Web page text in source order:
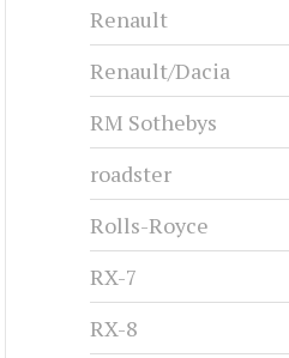
Renault
Renault/Dacia
RM Sothebys
roadster
Rolls-Royce
RX-7
RX-8